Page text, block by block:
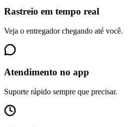
Rastreio em tempo real
Veja o entregador chegando até você.
Atendimento no app
Suporte rápido sempre que precisar.